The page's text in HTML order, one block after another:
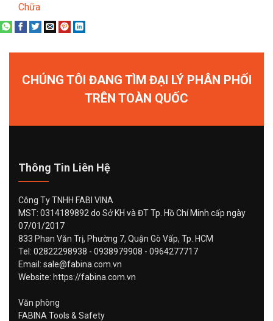
Chữa
CHÚNG TÔI ĐANG TÌM ĐẠI LÝ PHÂN PHỐI
TRÊN TOÀN QUỐC
Thông Tin Liên Hệ
Công Ty TNHH FABI VINA
MST: 0314189892 do Sở KH và ĐT Tp. Hồ Chí Minh cấp ngày
07/01/2017
833 Phan Văn Trị, Phường 7, Quận Gò Vấp, Tp. HCM
Tel: 02822298938 - 0938979908 - 0964277717
Email: sale@fabina.com.vn
Website: https://fabina.com.vn
Văn phòng
FABINA Tools & Safety